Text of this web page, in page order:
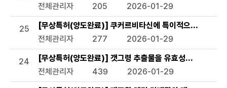
전체관리자
205 2026-01-29
25
[무상특허(양도완료)] 쿠커르비타신에 특이적으로 결합하
전체관리자
277 2026-01-29
24
[무상특허(양도완료)] 갯그령 추출물을 유효성분으로 함유
전체관리자
439 2026-01-29